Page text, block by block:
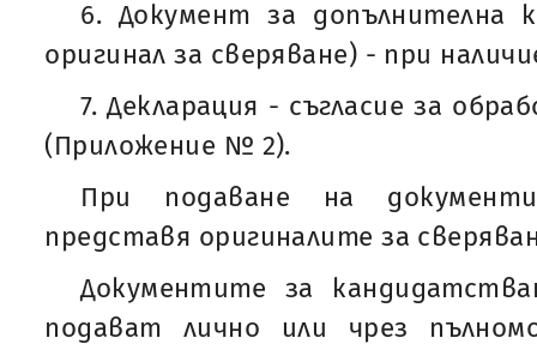
6. Документ за допълнителна
оригинал за сверяване) - при
7. Декларация - съгласие за
(Приложение № 2).
При подаване на
представя оригиналите за
Документите за
подават лично или чрез